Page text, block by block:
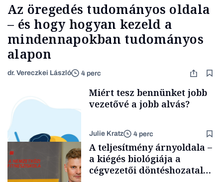
Az öregedés tudományos oldala
– és hogy hogyan kezeld a
mindennapokban tudományos
alapon
dr. Vereczkei László 4 perc
Miért tesz bennünket jobb
vezetővé a jobb alvás?
Julie Kratz 4 perc
A teljesítmény árnyoldala –
a kiégés biológiája a
cégvezetői döntéshozatal